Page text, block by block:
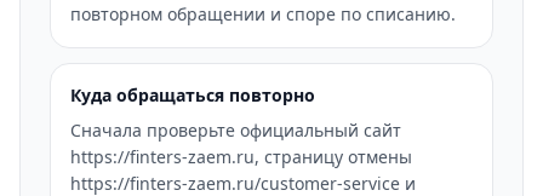
повторном обращении и споре по списанию.
Куда обращаться повторно
Сначала проверьте официальный сайт
https://finters-zaem.ru, страницу отмены
https://finters-zaem.ru/customer-service и